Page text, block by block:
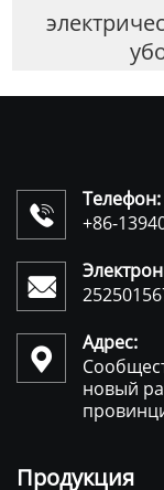

Телефон:
+86-


Адрес:
новый
Продукция